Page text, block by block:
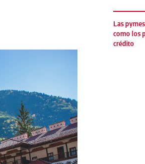
Las
como los
crédito